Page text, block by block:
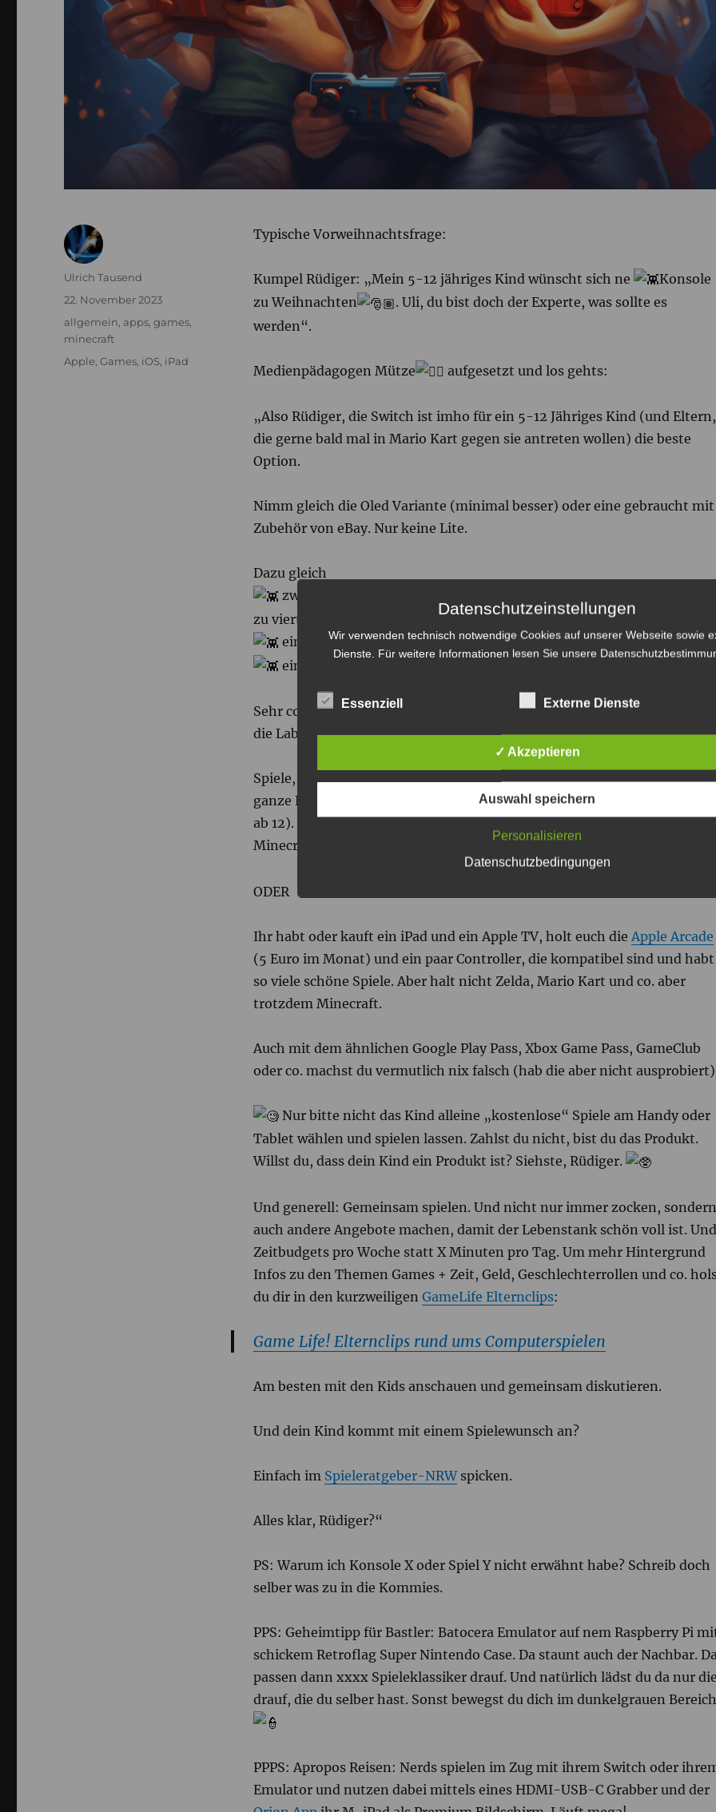
Typische Vorweihnachtsfrage:
Kumpel Rüdiger: „Mein 5-12 jähriges Kind wünscht sich ne
Konsole
zu Weihnachten
. Uli, du bist doch der Experte, was sollte es
werden“.
Medienpädagogen Mütze aufgesetzt und los gehts:
„Also Rüdiger, die Switch ist imho für ein 5-12 Jähriges Kind (und Eltern,
die gerne bald mal in Mario Kart gegen sie antreten wollen) die beste
Option.
Nimm gleich die Oled Variante (minimal besser) oder eine gebraucht mit
Zubehör von eBay. Nur keine Lite.
Dazu gleich
zwei extra Joycons (oder zwei zusätzliche große Controller), damit ihr
zu viert spielen könnt,
einen
USB-C Adapter(nichts anderes ist diese Dockingstation)
eine
Sehr cool für die Switch auch Spiele wie Mario Kart, 1,2 Switch, Just Dance,
die Labo Sets aus Karton und der Mario Maker.
Spiele, die aktuell steil gehen sind Super Mario Bros Wonder (ab 6) für
ganze Familie (bis zu 4 Spieler) und Zelda Tears of the Kingdom (aber erst
ab 12). Und wünsch dir von deinem Kind ein schönes Haus mit Zoo in
Minecraft. Noch besser, ihr baut es zusammen!
ODER
Ihr habt oder kauft ein iPad und ein Apple TV, holt euch die Apple Arcade
(5 Euro im Monat) und ein paar Controller, die kompatibel sind und habt
so viele schöne Spiele. Aber halt nicht Zelda, Mario Kart und co. aber
trotzdem Minecraft.
Auch mit dem ähnlichen Google Play Pass, Xbox Game Pass, GameClub
oder co. machst du vermutlich nix falsch (hab die aber nicht
Nur bitte nicht das Kind alleine „kostenlose“ Spiele am Handy oder
Tablet wählen und spielen lassen. Zahlst du nicht, bist du das Produkt.
Willst du, dass dein Kind ein Produkt ist? Siehste, Rüdiger.
Und generell: Gemeinsam spielen. Und nicht nur immer zocken, sondern
auch andere Angebote machen, damit der Lebenstank schön voll ist. Und
Zeitbudgets pro Woche statt X Minuten pro Tag. Um mehr Hintergrund
Infos zu den Themen Games + Zeit, Geld, Geschlechterrollen und co.
du dir in den kurzweiligen GameLife Elternclips:
Game Life! Elternclips rund ums Computerspielen
Am besten mit den Kids anschauen und gemeinsam diskutieren.
Und dein Kind kommt mit einem Spielewunsch an?
Einfach im Spieleratgeber-NRWspicken.
Alles klar, Rüdiger?“
PS: Warum ich Konsole X oder Spiel Y nicht erwähnt habe? Schreib doch
selber was zu in die Kommies.
PPS: Geheimtipp für Bastler: Batocera Emulator auf nem Raspberry Pi
schickem Retroflag Super Nintendo Case. Da staunt auch der Nachbar. Da
passen dann xxxx Spieleklassiker drauf. Und natürlich lädst du da nur die
drauf, die du selber hast. Sonst bewegst du dich im dunkelgrauen
PPPS: Apropos Reisen: Nerds spielen im Zug mit ihrem Switch oder
Emulator und nutzen dabei mittels eines HDMI-USB-C Grabber und der
Autor
Ulrich Tausend
Veröffentlicht
am
22. November 2023
Kategorien
allgemein apps ,games
minecraft
Schlagwörter
Apple ,Games iOS iPad
Datenschutzeinstellungen
Wir verwenden technisch notwendige Cookies auf unserer Webseite sowie
Dienste. Für weitere Informationen lesen Sie unsere
Essenziell Externe Dienste
✓ Akzeptieren
Auswahl speichern
Personalisieren
Datenschutzbedingungen